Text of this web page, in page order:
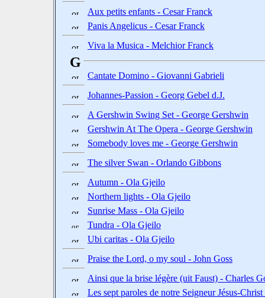
Aux petits enfants - Cesar Franck
Panis Angelicus - Cesar Franck
Viva la Musica - Melchior Franck
G
Cantate Domino - Giovanni Gabrieli
Johannes-Passion - Georg Gebel d.J.
A Gershwin Swing Set - George Gershwin
Gershwin At The Opera - George Gershwin
Somebody loves me - George Gershwin
The silver Swan - Orlando Gibbons
Autumn - Ola Gjeilo
Northern lights - Ola Gjeilo
Sunrise Mass - Ola Gjeilo
Tundra - Ola Gjeilo
Ubi caritas - Ola Gjeilo
Praise the Lord, o my soul - John Goss
Ainsi que la brise légère (uit Faust) - Charles
Les sept paroles de notre Seigneur Jésus-